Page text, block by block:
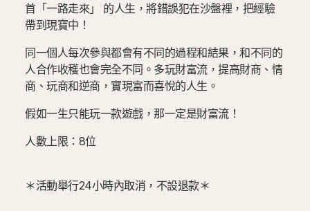
首「一路走來」 的人生，將錯誤犯在沙盤裡，把經驗
帶到現寶中！
同一個人每次參與都會有不同的過程和結果，和不同的
人合作收穫也會完全不同。多玩財富流，提高財商、情
商、玩商和逆商，實現富而喜悅的人生。
假如一生只能玩一款遊戲，那一定是財富流！
人數上限：8位
＊活動舉行24小時內取消，不設退款＊